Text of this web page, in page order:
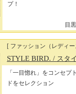
プ！
目
[ ファッション（レディ
STYLE BIRD. / スタ
「一目惚れ」をコンセ
ドをセレクション